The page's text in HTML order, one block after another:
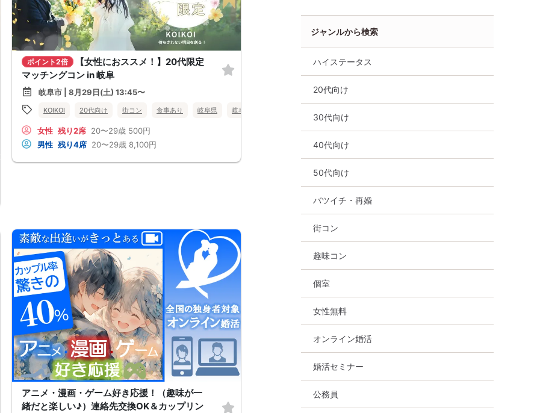
ン
ポイント2倍
【女性におススメ！】20代限定
マッチングコン in 岐阜
岐阜市 | 8月29日(土) 13:45〜
KOIKOI 20代向け 街コン 食事あり 岐阜県 岐阜市
女性 残り2席 20〜29歳 500円
男性 残り4席 20〜29歳 8,100円
アニメ・漫画・ゲーム好き応援！（趣味が一
緒だと楽しい♪）連絡先交換OK＆カップリン
ジャンルから検索
ハイステータス
20代向け
30代向け
40代向け
50代向け
バツイチ・再婚
街コン
趣味コン
個室
女性無料
オンライン婚活
婚活セミナー
公務員